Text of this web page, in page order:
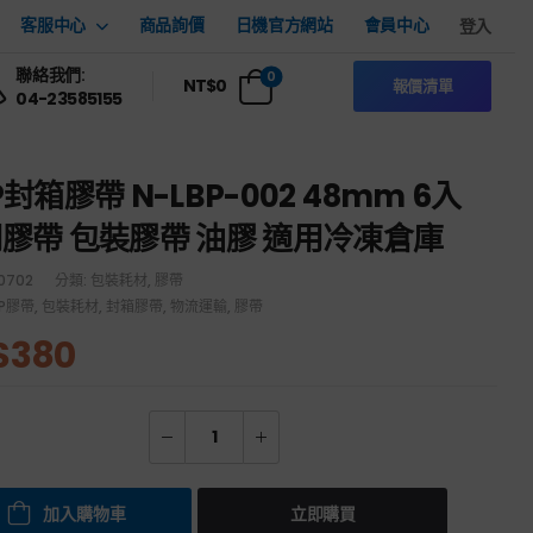
客服中心 商品詢價 日機官方網站 會員中心 登入
聯絡我們:
04-23585155
NT$0 0 報價清單
封箱膠帶 N-LBP-002 48mm 6入
帶 包裝膠帶 油膠 適用冷凍倉庫
分類: 包裝耗材 , 膠帶
膠帶, 包裝耗材 , 封箱膠帶, 物流運輸 , 膠帶
380
加入購物車 立即購買